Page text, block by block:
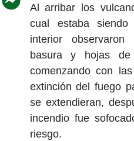
Al arribar los
cual estaba
interior
basura y hojas de
comenzando con
extinción del fuego
se extendieran,
incendio fue
riesgo.